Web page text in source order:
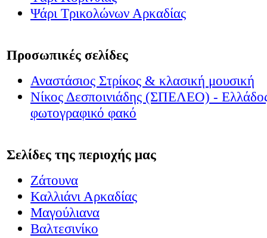
Ψάρι Τρικολώνων Αρκαδίας
Προσωπικές σελίδες
Αναστάσιος Στρίκος & κλασική μουσική
Νίκος Δεσποινιάδης (ΣΠΕΛΕΟ) -
φωτογραφικό φακό
Σελίδες της περιοχής μας
Ζάτουνα
Καλλιάνι Αρκαδίας
Μαγούλιανα
Βαλτεσινίκο